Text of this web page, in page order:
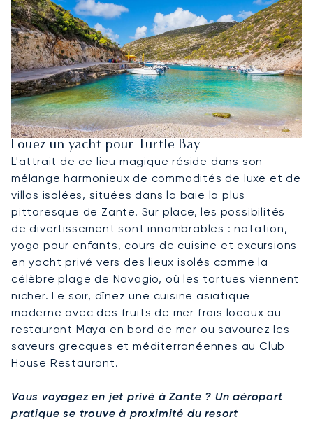
Louez un yacht pour Turtle Bay
L'attrait de ce lieu magique réside dans son
mélange harmonieux de commodités de luxe et de
villas isolées, situées dans la baie la plus
pittoresque de Zante. Sur place, les possibilités
de divertissement sont innombrables : natation,
yoga pour enfants, cours de cuisine et excursions
en yacht privé vers des lieux isolés comme la
célèbre plage de Navagio, où les tortues viennent
nicher. Le soir, dînez une cuisine asiatique
moderne avec des fruits de mer frais locaux au
restaurant Maya en bord de mer ou savourez les
saveurs grecques et méditerranéennes au Club
House Restaurant.
Vous voyagez en jet privé à Zante ? Un aéroport
pratique se trouve à proximité du resort